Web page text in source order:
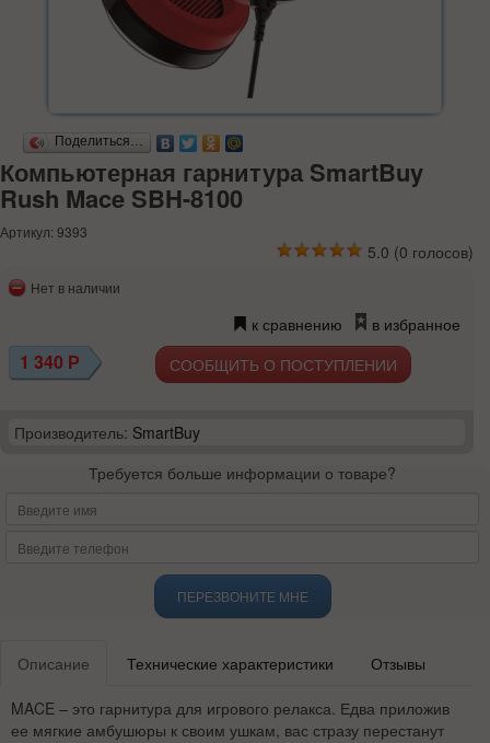
Поделиться…
Компьютерная гарнитура SmartBuy
Rush Mace SBH-8100
Артикул: 9393
5.0 (0 голосов)
Нет в наличии
к сравнению в избранное
1 340 Р СООБЩИТЬ О ПОСТУПЛЕНИИ
Производитель: SmartBuy
Требуется больше информации о товаре?
ПЕРЕЗВОНИТЕ МНЕ
Описание Технические характеристики Отзывы
MACE – это гарнитура для игрового релакса. Едва приложив
ее мягкие амбушюры к своим ушкам, вас стразу перестанут